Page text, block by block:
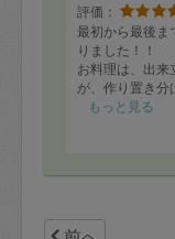
評価：
最初から最後
りました！！
お料理は、出来
が、作り置き分
います。どれ
ったです。次は
もっと見る